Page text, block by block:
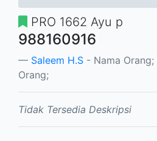
PRO 1662 Ayu p
988160916
Saleem H.S - Nama Orang;
Orang;
Tidak Tersedia Deskripsi